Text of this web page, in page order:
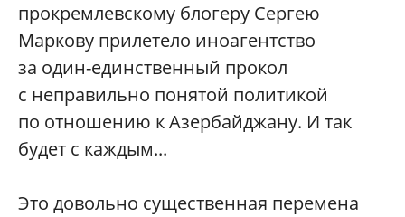
прокремлевскому блогеру Сергею
Маркову прилетело иноагентство
за один-единственный прокол
с неправильно понятой политикой
по отношению к Азербайджану. И так
будет с каждым...
Это довольно существенная перемена